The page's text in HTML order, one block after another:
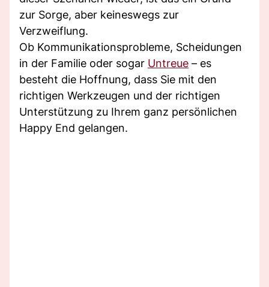
zur Sorge, aber keineswegs zur
Verzweiflung.
Ob Kommunikationsprobleme, Scheidungen
in der Familie oder sogar Untreue – es
besteht die Hoffnung, dass Sie mit den
richtigen Werkzeugen und der richtigen
Unterstützung zu Ihrem ganz persönlichen
Happy End gelangen.